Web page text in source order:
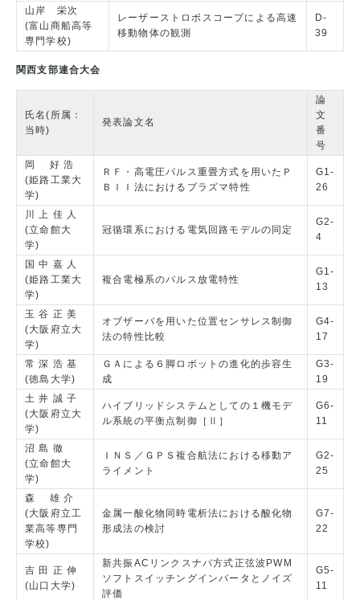
山岸 栄次
(富山商船高等
専門学校)
レーザーストロボスコープによる高速
移動物体の観測
D-
39
関西支部連合大会
氏名(所属：
当時)
発表論文名
論
文
番
号
岡 好 浩
(姫路工業大
学)
ＲＦ・高電圧パルス重畳方式を用いたＰ
ＢＩＩ法におけるプラズマ特性
G1-
26
川 上 佳 人
(立命館大
学)
冠循環系における電気回路モデルの同定
G2-
4
国 中 嘉 人
(姫路工業大
学)
複合電極系のパルス放電特性
G1-
13
玉 谷 正 美
(大阪府立大
学)
オブザーバを用いた位置センサレス制御
法の特性比較
G4-
17
常 深 浩 基
(徳島大学)
ＧＡによる６脚ロボットの進化的歩容生
成
G3-
19
土 井 誠 子
(大阪府立大
学)
ハイブリッドシステムとしての１機モデ
ル系統の平衡点制御［Ⅱ］
G6-
11
沼 島 徹
(立命館大
学)
ＩＮＳ／ＧＰＳ複合航法における移動ア
ライメント
G2-
25
森 雄 介
(大阪府立工
業高等専門
学校)
金属一酸化物同時電析法における酸化物
形成法の検討
G7-
22
吉 田 正 伸
(山口大学)
新共振ACリンクスナバ方式正弦波PWM
ソフトスイッチングインバータとノイズ
評価
G5-
11